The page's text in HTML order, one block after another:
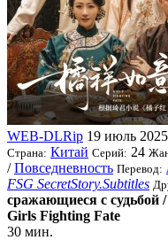
WEB-DLRip 19 июль 2025
Страна: Китай Серий: 24
/Повседневность Перевод:
FSG SecretStory.Subtitles
сражающиеся с судьбой
Girls Fighting Fate
30 мин.